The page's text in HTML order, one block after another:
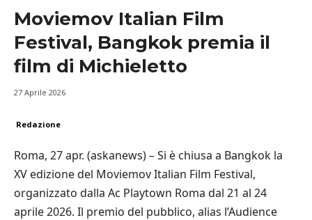
Moviemov Italian Film
Festival, Bangkok premia il
film di Michieletto
27 Aprile 2026
Redazione
Roma, 27 apr. (askanews) – Si è chiusa a Bangkok la
XV edizione del Moviemov Italian Film Festival,
organizzato dalla Ac Playtown Roma dal 21 al 24
aprile 2026. Il premio del pubblico, alias l’Audience